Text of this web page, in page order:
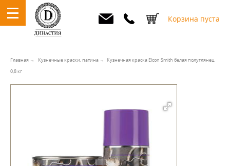
Корзина пуста
Главная Кузнечные краски, патина
Кузнечная краска Elcon Smith белая полуглянец
0,8 кг